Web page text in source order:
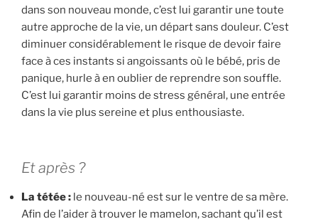
dans son nouveau monde, c’est lui garantir une toute
autre approche de la vie, un départ sans douleur. C’est
diminuer considérablement le risque de devoir faire
face à ces instants si angoissants où le bébé, pris de
panique, hurle à en oublier de reprendre son souffle.
C’est lui garantir moins de stress général, une entrée
dans la vie plus sereine et plus enthousiaste.
Et après ?
La tétée : le nouveau-né est sur le ventre de sa mère.
Afin de l’aider à trouver le mamelon, sachant qu’il est